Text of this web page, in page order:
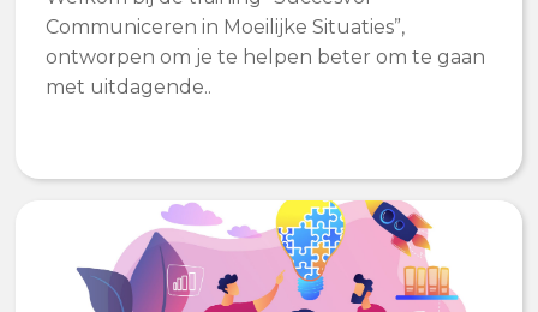
Communiceren in Moeilijke Situaties”,
ontworpen om je te helpen beter om te gaan
met uitdagende..